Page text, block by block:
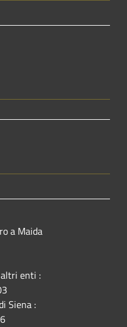
a Maida
altri enti :
Siena :